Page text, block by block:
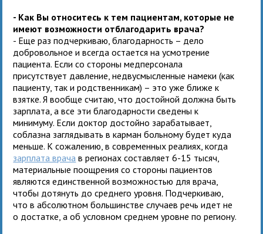
- Как Вы относитесь к тем пациентам, которые не
имеют возможности отблагодарить врача?
- Еще раз подчеркиваю, благодарность – дело
добровольное и всегда остается на усмотрение
пациента. Если со стороны медперсонала
присутствует давление, недвусмысленные намеки (как
пациенту, так и родственникам) – это уже ближе к
взятке. Я вообще считаю, что достойной должна быть
зарплата, а все эти благодарности сведены к
минимуму. Если доктор достойно зарабатывает,
соблазна заглядывать в карман больному будет куда
меньше. К сожалению, в современных реалиях, когда
зарплата врача в регионах составляет 6-15 тысяч,
материальные поощрения со стороны пациентов
являются единственной возможностью для врача,
чтобы дотянуть до среднего уровня. Подчеркиваю,
что в абсолютном большинстве случаев речь идет не
о достатке, а об условном среднем уровне по региону.